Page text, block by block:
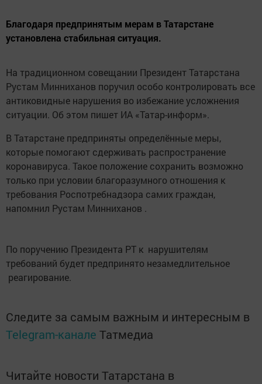
Благодаря предпринятым мерам в Татарстане
установлена стабильная ситуация.
На традиционном совещании Президент Татарстана
Рустам Минниханов поручил особо контролировать все
антиковидные нарушения во избежание усложнения
ситуации. Об этом пишет ИА «Татар-информ».
В Татарстане предприняты определённые меры,
которые помогают сдерживать распространение
коронавируса. Такое положение сохранить возможно
только при условии благоразумного отношения к
требования Роспотребнадзора самих граждан,
напомнил Рустам Минниханов .
По поручению Президента РТ к нарушителям
требований будет предпринято незамедлительное
реагирование.
Следите за самым важным и интересным в
Telegram-канале Татмедиа
Читайте новости Татарстана в